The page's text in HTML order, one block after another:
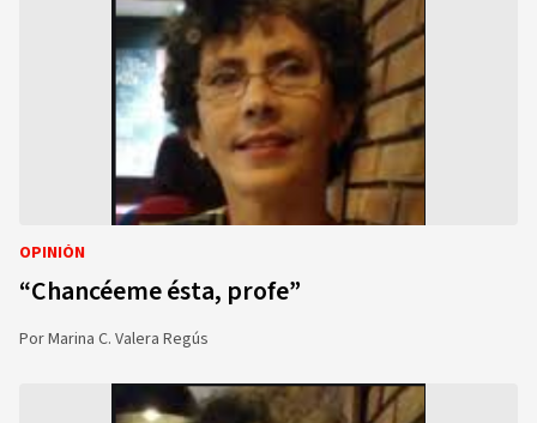
OPINIÓN
“Chancéeme ésta, profe”
PorMarina C. Valera Regús